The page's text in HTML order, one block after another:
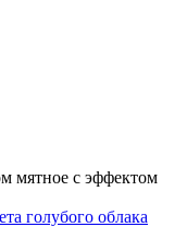
голубого облака